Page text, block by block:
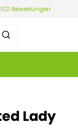
Bewertungen
Lady